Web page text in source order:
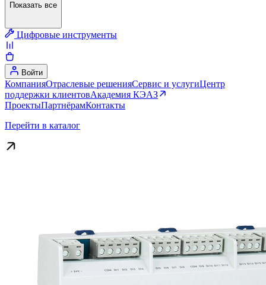
Показать все
Цифровые инструменты
Войти
КомпанияОтраслевые решенияСервис и услугиЦентр
поддержки клиентовАкадемия КЭАЗ
ПроектыПартнёрамКонтакты
Перейти в каталог